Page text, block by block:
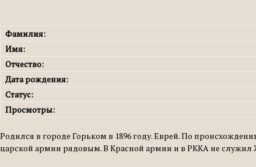
Фамилия:
Имя:
Отчество:
Дата рождения:
Статус:
Просмотры:
Родился в городе Горьком в 1896 году. Еврей. По
царской армии рядовым. В Красной армии и в РККА не служил